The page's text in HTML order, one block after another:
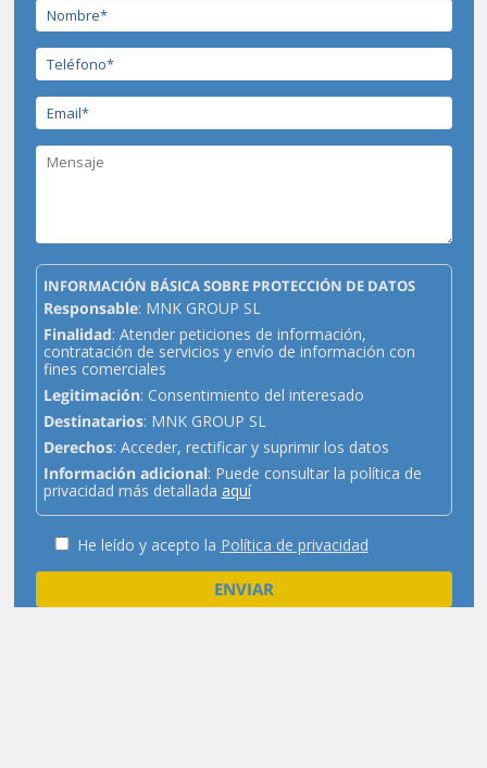
INFORMACIÓN BÁSICA SOBRE PROTECCIÓN DE DATOS
Responsable: MNK GROUP SL
Finalidad: Atender peticiones de información,
contratación de servicios y envío de información con
fines comerciales
Legitimación: Consentimiento del interesado
Destinatarios: MNK GROUP SL
Derechos: Acceder, rectificar y suprimir los datos
Información adicional: Puede consultar la política de
privacidad más detallada aquí
He leído y acepto la Política de privacidad